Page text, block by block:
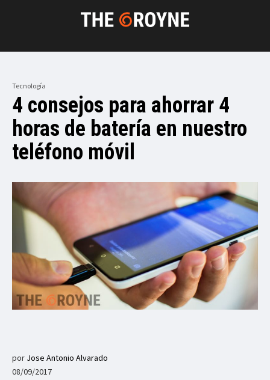
Tecnología
4 consejos para ahorrar 4
horas de batería en nuestro
teléfono móvil
por Jose Antonio Alvarado
08/09/2017